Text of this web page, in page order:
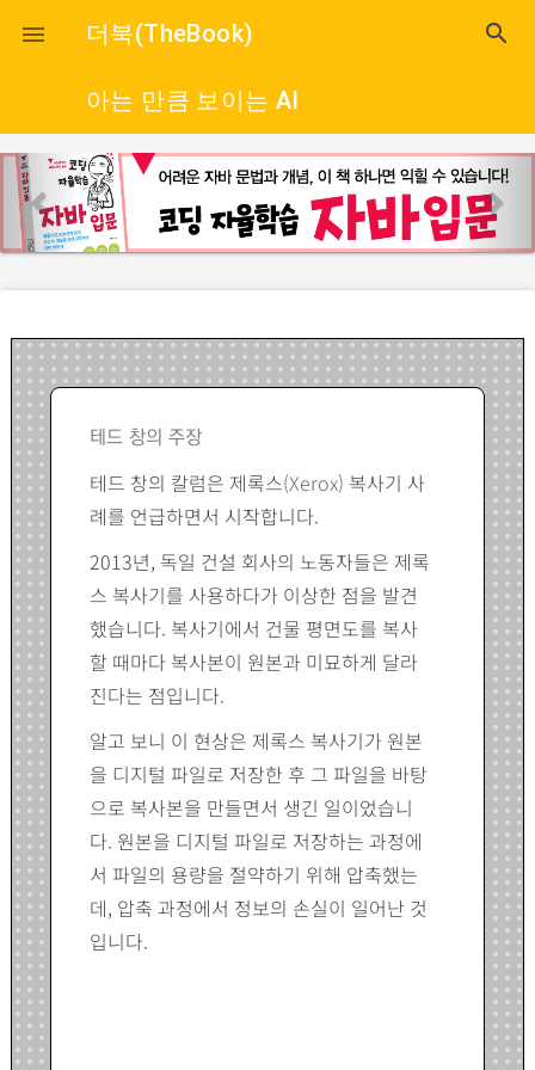
close
 더북(TheBook) search
아는 만큼 보이는 AI
p
r
e
o
u
s
n
e
x
테드 창의 주장
테드 창의 칼럼은 제록스(Xerox) 복사기 사
례를 언급하면서 시작합니다.
2013년, 독일 건설 회사의 노동자들은 제록
스 복사기를 사용하다가 이상한 점을 발견
했습니다. 복사기에서 건물 평면도를 복사
할 때마다 복사본이 원본과 미묘하게 달라
진다는 점입니다.
알고 보니 이 현상은 제록스 복사기가 원본
을 디지털 파일로 저장한 후 그 파일을 바탕
으로 복사본을 만들면서 생긴 일이었습니
다. 원본을 디지털 파일로 저장하는 과정에
서 파일의 용량을 절약하기 위해 압축했는
데, 압축 과정에서 정보의 손실이 일어난 것
입니다.